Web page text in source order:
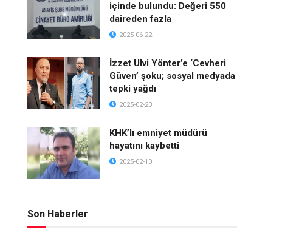
içinde bulundu: Değeri 550
daireden fazla
2025-06-22
İzzet Ulvi Yönter’e ‘Cevheri
Güven’ şoku; sosyal medyada
tepki yağdı
2025-02-23
KHK’lı emniyet müdürü
hayatını kaybetti
2025-02-10
Son Haberler